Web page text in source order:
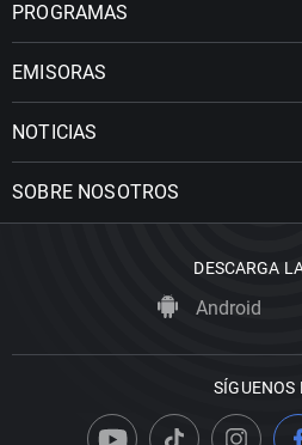
PROGRAMAS
EMISORAS
NOTICIAS
SOBRE NOSOTROS
DESCARGA
Android
SÍGUENOS